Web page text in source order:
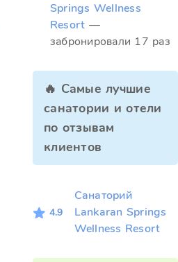
Springs Wellness
Resort —
забронировали 17 раз
🔥 Самые лучшие
санатории и отели
по отзывам
клиентов
4.9
Санаторий
Lankaran Springs
Wellness Resort